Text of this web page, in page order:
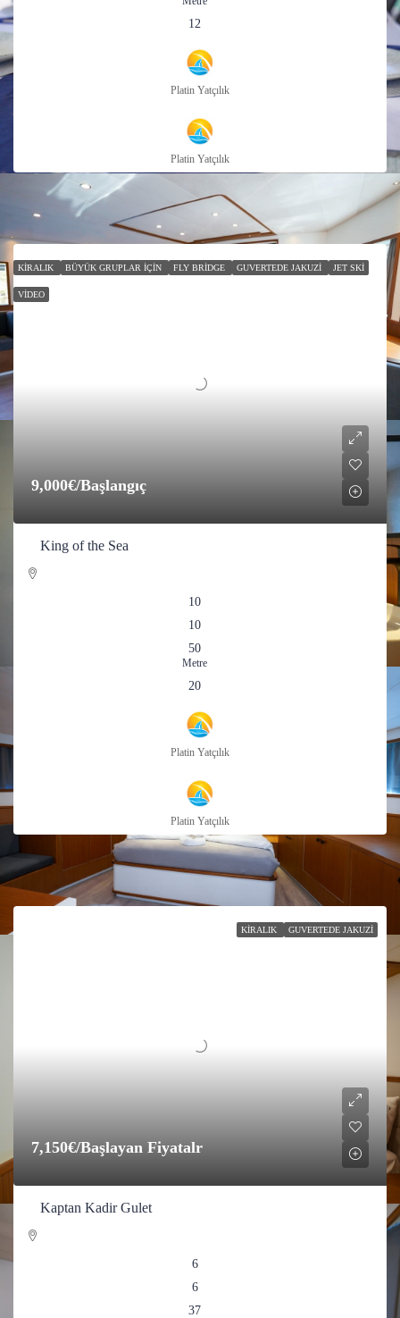
12
Platin Yatçılık
Platin Yatçılık
KIRALIK BÜYÜK GRUPLAR İÇIN FLY BRIDGE GUVERTEDE JAKUZI JET SKI
VIDEO
9,000€/Başlangıç
King of the Sea
10
10
50
Metre
20
Platin Yatçılık
Platin Yatçılık
KIRALIK GUVERTEDE JAKUZI
7,150€/Başlayan Fiyatalr
Kaptan Kadir Gulet
6
6
37